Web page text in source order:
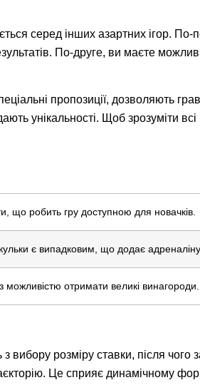
серед інших азартних ігор.
По-друге, ви маєте
пропозиції, дозволяють
унікальності. Щоб зрозуміти
що робить гру доступною для новачків.
є випадковим, що додає
можливістю отримати великі винагороди.
вибору розміру ставки, після чого
Це сприяє динамічному